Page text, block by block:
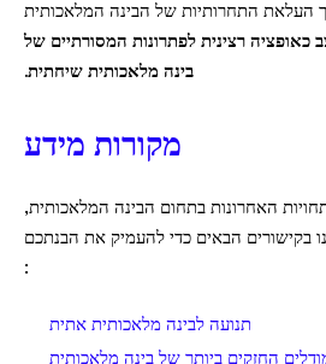
העלאת התחרותיות של הבינה המלאכותית
כאופציה רצינית לפתרונות המסורתיים של
בינה מלאכותית שיחתית.
מקורות מידע
האחרונות בתחום הבינה המלאכותית,
בקישורים הבאים כדי להעמיק את הבנתכם
:
תנועה לבינה מלאכותית אתית